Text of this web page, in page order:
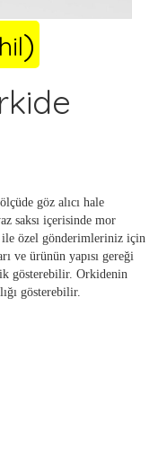
)
göz alıcı hale
saksı içerisinde mor
özel gönderimleriniz için
ve ürünün yapısı gereği
gösterebilir. Orkidenin
gösterebilir.